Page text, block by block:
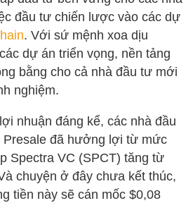
đầu tư chiến lược vào các dự
. Với sứ mệnh xoa dịu
dự án triển vọng, nền tảng
bằng cho cả nhà đầu tư mới
nghiệm.
nhuận đáng kể, các nhà đầu
đã hưởng lợi từ mức
Spectra VC (SPCT) tăng từ
chuyện ở đây chưa kết thúc,
tiền này sẽ cán mốc $0,08